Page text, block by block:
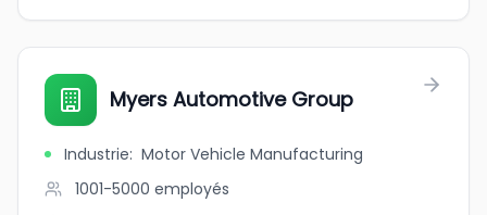
Myers Automotive Group
Industrie: Motor Vehicle Manufacturing
1001-5000 employés